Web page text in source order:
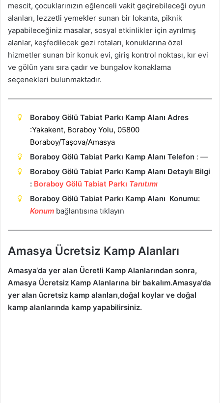
mescit, çocuklarınızın eğlenceli vakit geçirebileceği oyun
alanları, lezzetli yemekler sunan bir lokanta, piknik
yapabileceğiniz masalar, sosyal etkinlikler için ayrılmış
alanlar, keşfedilecek gezi rotaları, konuklarına özel
hizmetler sunan bir konuk evi, giriş kontrol noktası, kır evi
ve gölün yanı sıra çadır ve bungalov konaklama
seçenekleri bulunmaktadır.
Boraboy Gölü Tabiat Parkı Kamp Alanı Adres
:Yakakent, Boraboy Yolu, 05800
Boraboy/Taşova/Amasya
Boraboy Gölü Tabiat Parkı Kamp Alanı Telefon : —
Boraboy Gölü Tabiat Parkı Kamp Alanı Detaylı Bilgi
: Boraboy Gölü Tabiat Parkı Tanıtımı
Boraboy Gölü Tabiat Parkı Kamp Alanı Konumu:
Konum bağlantısına tıklayın
Amasya Ücretsiz Kamp Alanları
Amasya‘da yer alan Ücretli Kamp Alanlarından sonra,
Amasya Ücretsiz Kamp Alanlarına bir bakalım.Amasya‘da
yer alan ücretsiz kamp alanları,doğal koylar ve doğal
kamp alanlarında kamp yapabilirsiniz.